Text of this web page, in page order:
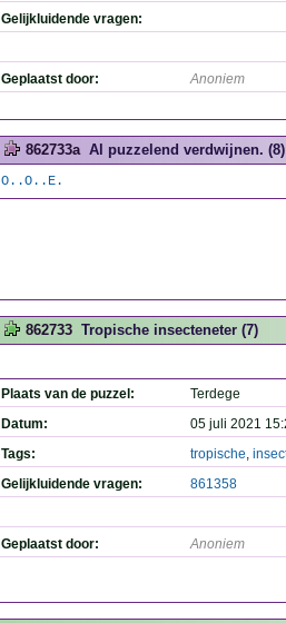
Gelijkluidende vragen:
Geplaatst door: Anoniem
862733a Al puzzelend verdwijnen. (8)
O..O..E.
862733 Tropische insecteneter (7)
Plaats van de puzzel:
Terdege
Datum:
05 juli 2021
Tags:
tropische,
Gelijkluidende vragen:
861358
Geplaatst door: Anoniem